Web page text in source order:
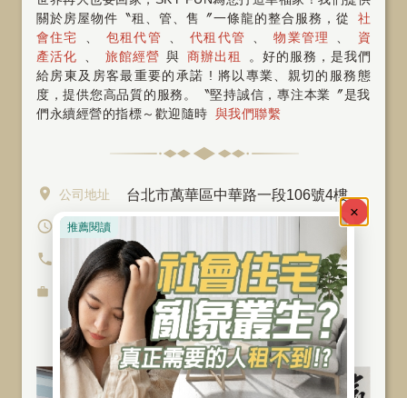
關於房屋物件〝租、管、售〞一條龍的整合服務，從
社
會住宅
、 包租代管 、 代租代管 、 物業管理 、
資
產活化
、 旅館經營 與 商辦出租
。好的服務，是我們
給房東及房客最重要的承諾 ! 將以專業、親切的服務態
度，提供您高品質的服務。〝堅持誠信，專注本業〞是我
們永續經營的指標～歡迎隨時 與我們聯繫
公司地址 台北市萬華區中華路一段106號4樓
營業時間
聯絡電話 (02)7755-2669
服務項
目
社會住宅包租代管、商辦出租、
旅館經營、空間資產活化